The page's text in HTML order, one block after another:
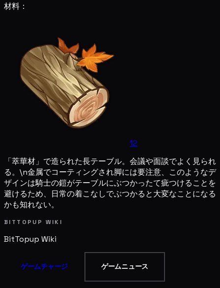
材料：
12
「萃華材」で造られた長テーブル。会議や面談でよく見られ
る。\n金属でコーティングされ脚には要注意、このようなデ
ザインは騎士の鎧がテーブルにぶつかったて疵つけることを
避けるため、日常の着こなしでぶつかると大変なことになる
かも知れない。
BITTOPUP WIKI
BitTopup Wiki
ゲームチャージ ゲームニュース